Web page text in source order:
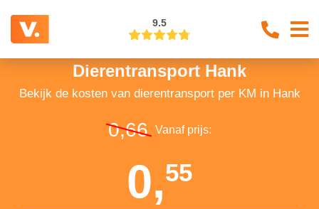
9.5
Dierentransport Hank
Bekijk de kosten van dierentransport per KM in Hank
0,66 Vanaf prijs:
0,55